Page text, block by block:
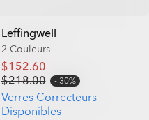
Leffingwell
2 Couleurs
$152.60
$218.00
30%
Verres Correcteurs
Disponibles